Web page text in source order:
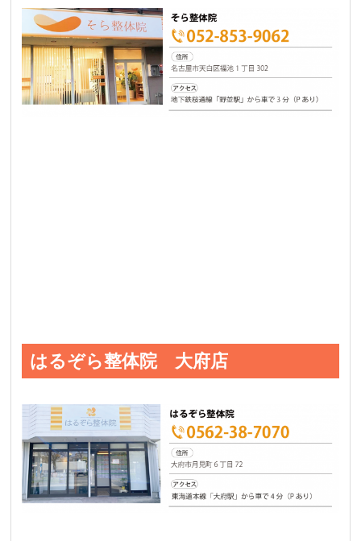
はるぞら整体院 大府店